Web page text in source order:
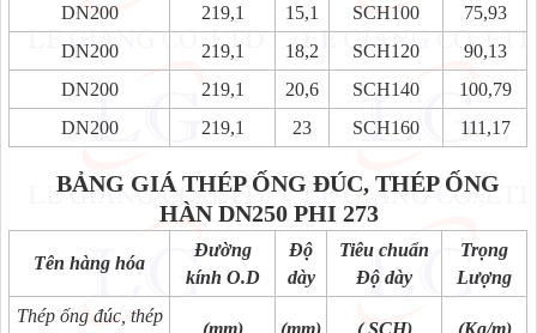
DN200
219,1 15,1 SCH100
75,93
DN200
219,1 18,2 SCH120
90,13
DN200
219,1 20,6 SCH140
100,79
DN200
219,1 23 SCH160 111,17
BẢNG GIÁ THÉP ỐNG ĐÚC, THÉP ỐNG
HÀNDN250 PHI 273
Tên hàng hóa
Đường
kính O.D
Độ
dày
Tiêu chuẩn
Độ dày
Trọng
Lượng
Thép ống đúc, thép
(mm) (mm) ( SCH) (Kg/m)